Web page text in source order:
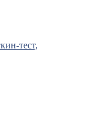
тест,